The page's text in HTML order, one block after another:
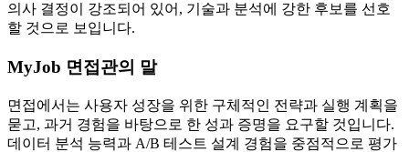
의사 결정이 강조되어 있어, 기술과 분석에 강한 후보를 선호
할 것으로 보입니다.
MyJob 면접관의 말
면접에서는 사용자 성장을 위한 구체적인 전략과 실행 계획을
묻고, 과거 경험을 바탕으로 한 성과 증명을 요구할 것입니다.
데이터 분석 능력과 A/B 테스트 설계 경험을 중점적으로 평가